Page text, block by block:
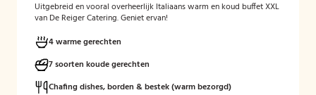
Uitgebreid en vooral overheerlijk Italiaans warm en koud buffet XXL
van De Reiger Catering. Geniet ervan!
4 warme gerechten
7 soorten koude gerechten
Chafing dishes, borden & bestek (warm bezorgd)